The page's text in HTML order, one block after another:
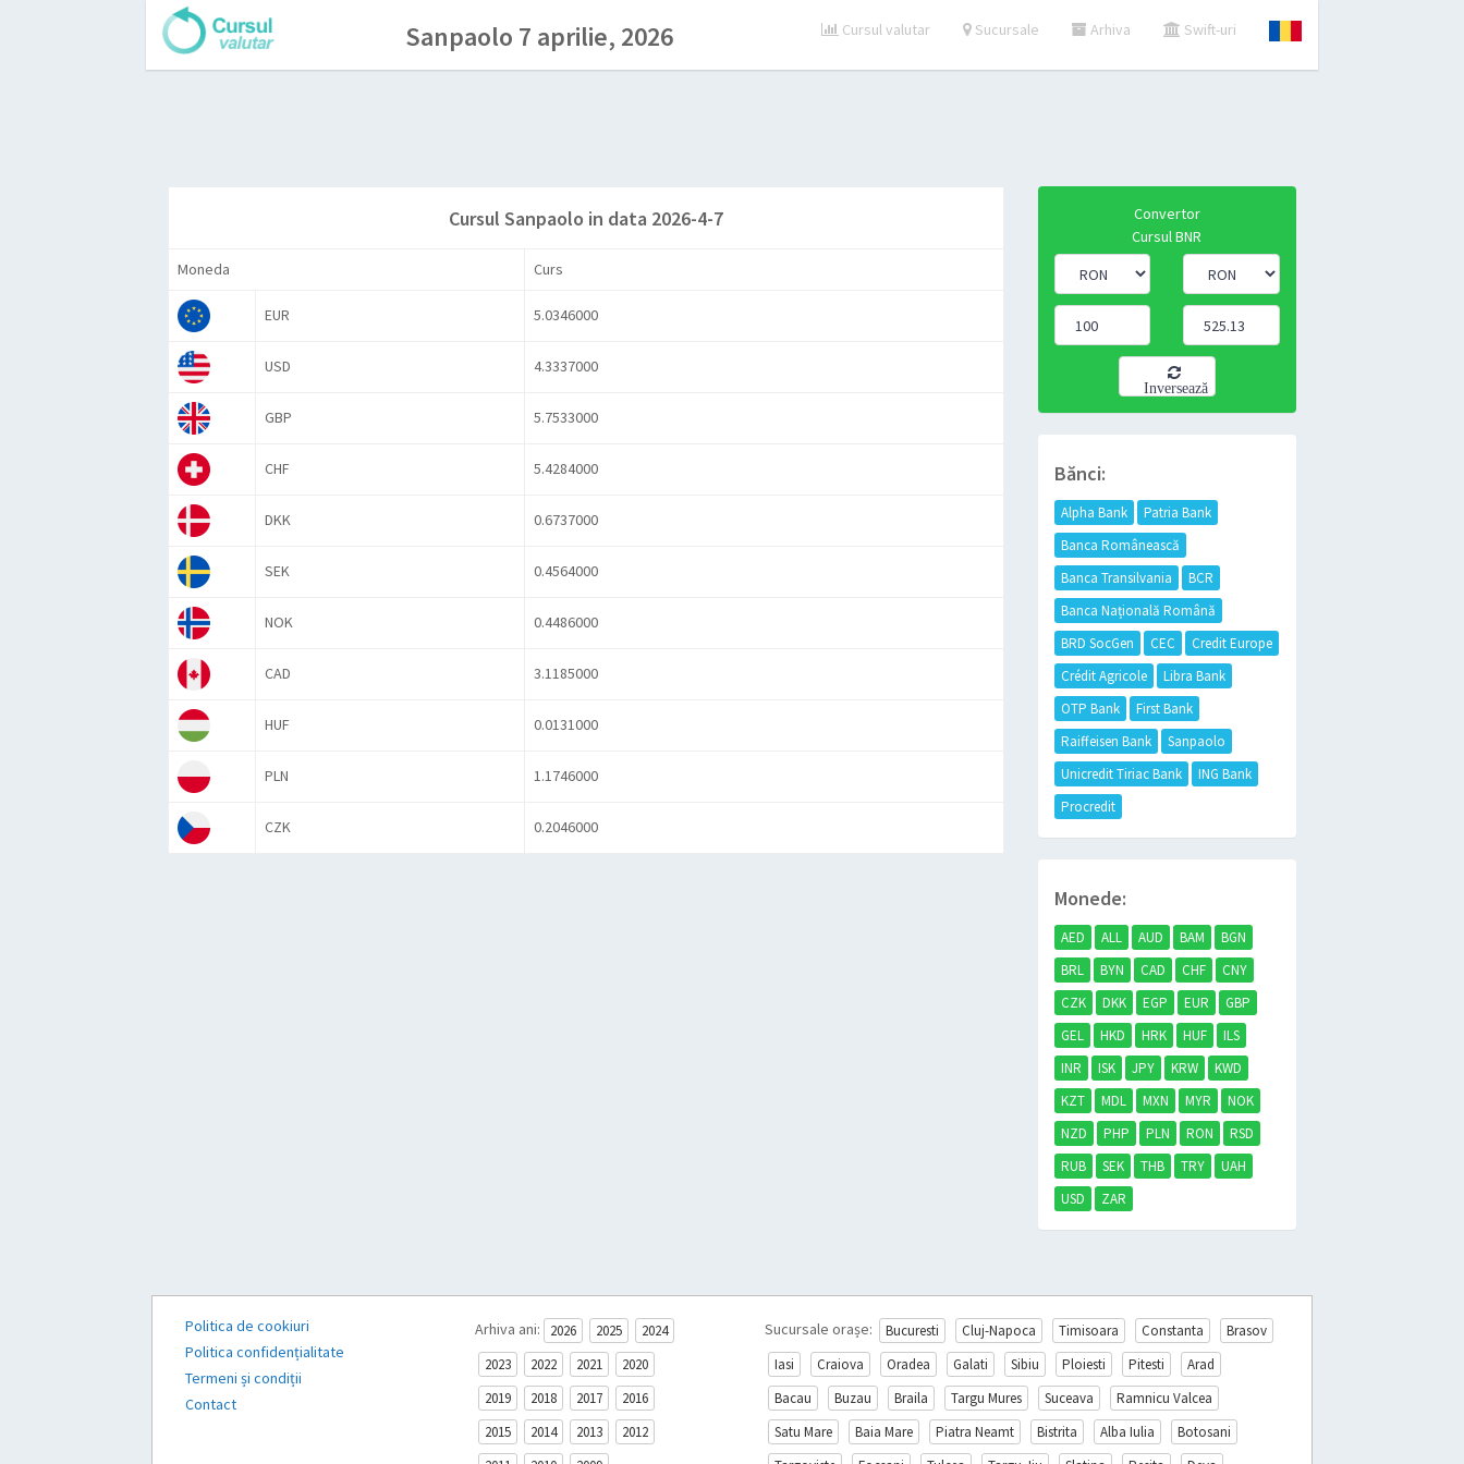
Sanpaolo 7 aprilie, 2026 Cursul valutar Sucursale Arhiva Swift-uri
Cursul Sanpaolo in data 2026-4-7
Moneda Curs
EUR 5.0346000
USD 4.3337000
GBP 5.7533000
CHF 5.4284000
DKK 0.6737000
SEK 0.4564000
NOK 0.4486000
CAD 3.1185000
HUF 0.0131000
PLN 1.1746000
CZK 0.2046000
Convertor
Cursul BNR
Inversează
Bănci:
Alpha Bank
Patria Bank
Banca Românească
Banca Transilvania
BCR
Banca Națională Română
BRD SocGen
CEC
Credit Europe
Crédit Agricole
Libra Bank
OTP Bank
First Bank
Raiffeisen Bank
Sanpaolo
Unicredit Tiriac Bank
ING Bank
Procredit
Monede:
AED ALL AUD BAM
BGN
BRL
BYN CAD CHF
CNY
CZK
DKK EGP EUR
GBP
GEL
HKD HRK HUF
ILS
INR
ISK JPY KRW
KWD
KZT
MDL MXN MYR
NOK
NZD
PHP PLN RON
RSD
RUB
SEK THB TRY
UAH
USD
ZAR
Politica de cookiuri
Politica confidențialitate
Termeni și condiții
Contact
Arhiva ani: 2026 2025
2024
2023
2022 2021
2020
2019
2018 2017
2016
2015
2014 2013
2012
Sucursale orașe: Bucuresti Cluj-Napoca Timisoara Constanta
Brasov
Iasi
Craiova Oradea Galati Sibiu Ploiesti Pitesti
Arad
Bacau
Buzau Braila Targu Mures Suceava
Ramnicu Valcea
Satu Mare
Baia Mare Piatra Neamt Bistrita Alba Iulia
Botosani